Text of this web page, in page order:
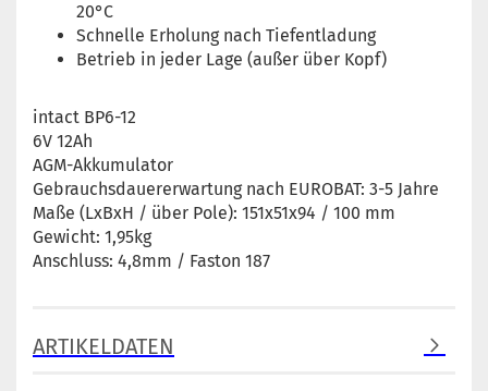
20°C
Schnelle Erholung nach Tiefentladung
Betrieb in jeder Lage (außer über Kopf)
intact BP6-12
6V 12Ah
AGM-Akkumulator
Gebrauchsdauererwartung nach EUROBAT: 3-5 Jahre
Maße (LxBxH / über Pole): 151x51x94 / 100 mm
Gewicht: 1,95kg
Anschluss: 4,8mm / Faston 187
ARTIKELDATEN